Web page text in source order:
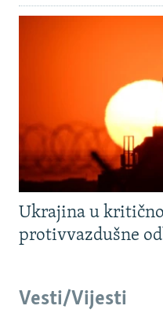
Ukrajina u
protivvazdušne
Vesti/Vijesti